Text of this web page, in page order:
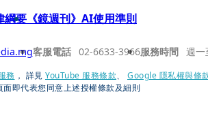
綱要 《鏡週刊》AI使用準則
客服電話 02-6633-3966服務時間 週一
務 ， 詳見 YouTube 服務條款、
Google 隱私權與條
面即代表您同意上述授權條款及細則